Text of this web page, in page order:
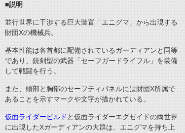
■説明
並行世界に干渉する巨大装置「エニグマ」から出現する
財団Xの機械兵。
基本性能は各首都に配備されているガーディアンと同等
であり、銃剣型の武器「セーフガードライフル」を装備
して戦闘を行う。
また、頭部と胸部のセーフティパネルには財団X所属で
あることを示すマークや文字が描かれている。
仮面ライダービルド と仮面ライダーエグゼイドの両世界
に出現したXガーディアンの大群は、エニグマを持ち上